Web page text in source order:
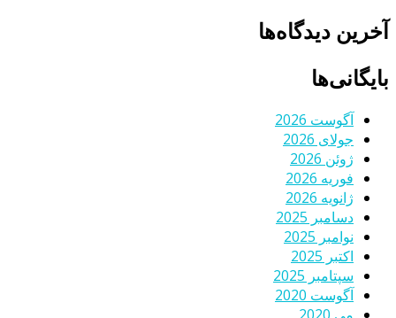
آخرین دیدگاه‌ها
بایگانی‌ها
آگوست 2026
جولای 2026
ژوئن 2026
فوریه 2026
ژانویه 2026
دسامبر 2025
نوامبر 2025
اکتبر 2025
سپتامبر 2025
آگوست 2020